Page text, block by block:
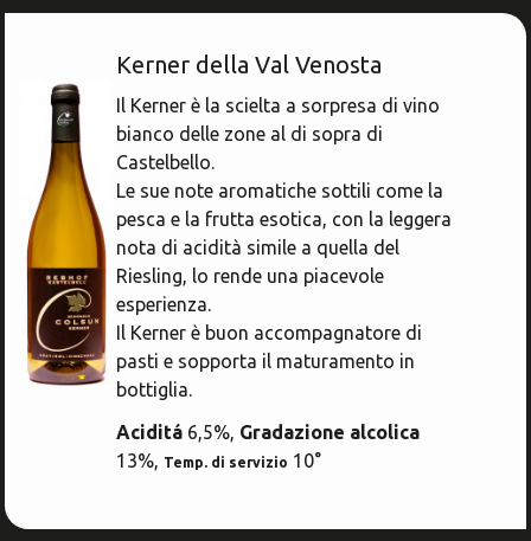
Kerner della Val Venosta
Il Kerner è la scielta a sorpresa di vino
bianco delle zone al di sopra di
Castelbello.
Le sue note aromatiche sottili come la
pesca e la frutta esotica, con la leggera
nota di acidità simile a quella del
Riesling, lo rende una piacevole
esperienza.
Il Kerner è buon accompagnatore di
pasti e sopporta il maturamento in
bottiglia.
Aciditá 6,5%, Gradazione alcolica
13%, Temp. di servizio 10°